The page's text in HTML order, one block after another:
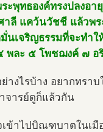
ระพุทธองค์ทรงปลงอา
าลี แคว้นวัชชี แล้วพ
นเจริญธรรมที่จะทำ
พละ ๕ โพชฌงค์ ๗ อ
ย่างไรบ้าง อยากทร
จารย์ดูก็แล้วกัน
เข้าไปบิณฑบาตใน